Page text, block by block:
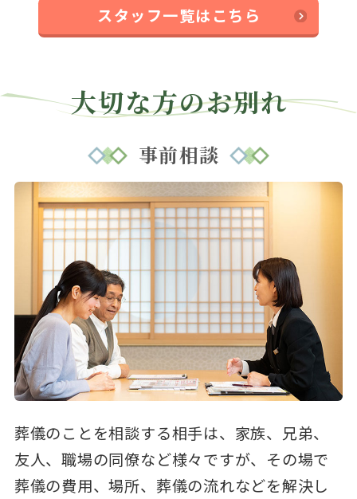
スタッフ一覧はこちら
大切な方のお別れ
事前相談
葬儀のことを相談する相手は、家族、兄弟、
友人、職場の同僚など様々ですが、その場で
葬儀の費用、場所、葬儀の流れなどを解決し